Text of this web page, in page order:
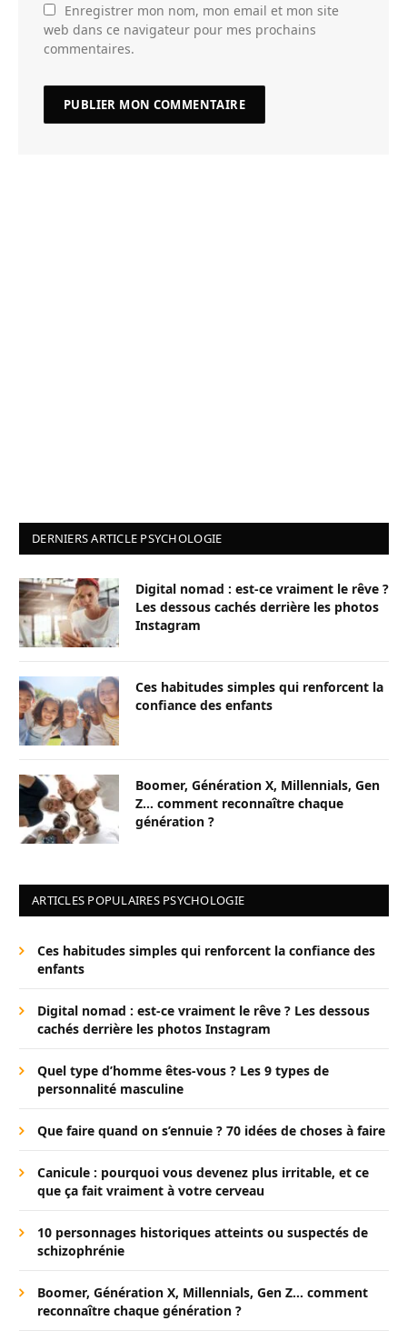
Enregistrer mon nom, mon email et mon site
web dans ce navigateur pour mes prochains
commentaires.
DERNIERS ARTICLE PSYCHOLOGIE
Digital nomad : est-ce vraiment le rêve ?
Les dessous cachés derrière les photos
Instagram
Ces habitudes simples qui renforcent la
confiance des enfants
Boomer, Génération X, Millennials, Gen
Z… comment reconnaître chaque
génération ?
ARTICLES POPULAIRES PSYCHOLOGIE
Ces habitudes simples qui renforcent la confiance des
enfants
Digital nomad : est-ce vraiment le rêve ? Les dessous
cachés derrière les photos Instagram
Quel type d’homme êtes-vous ? Les 9 types de
personnalité masculine
Que faire quand on s’ennuie ? 70 idées de choses à faire
Canicule : pourquoi vous devenez plus irritable, et ce
que ça fait vraiment à votre cerveau
10 personnages historiques atteints ou suspectés de
schizophrénie
Boomer, Génération X, Millennials, Gen Z… comment
reconnaître chaque génération ?